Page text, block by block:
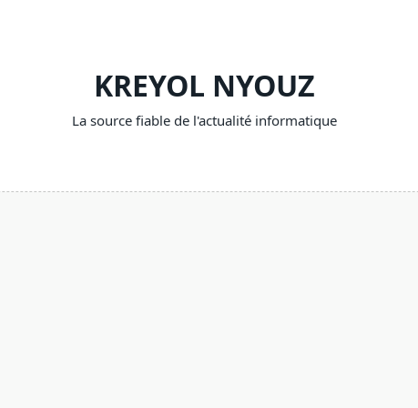
KREYOL NYOUZ
La source fiable de l'actualité informatique